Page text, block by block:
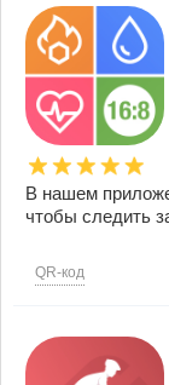
В нашем
чтобы следить
QR-код